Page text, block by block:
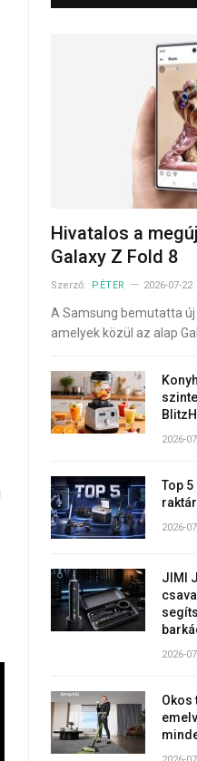
Hivatalos a
Galaxy Z Fold 8
Szerző: PÉTER 2026-07-22
A Samsung bemutatta
amelyek közül az alap
2026-
Top
2026-
JIMI
2026-
Okos